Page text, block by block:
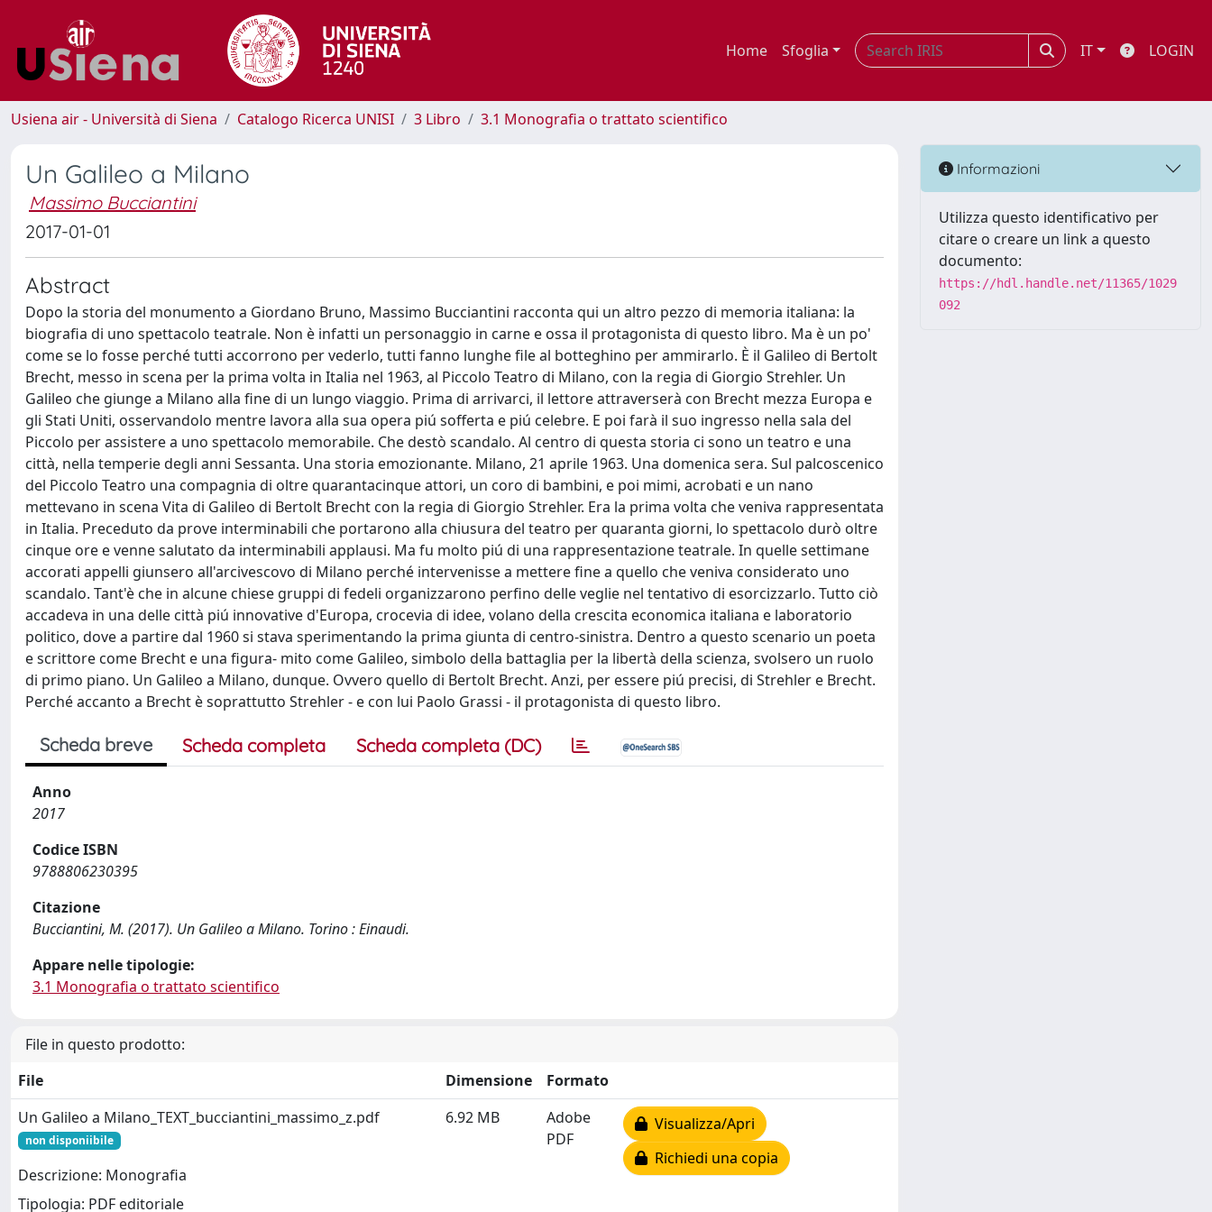
Home Sfoglia IT LOGIN
Usiena air - Università di Siena Catalogo Ricerca UNISI 3 Libro 3.1 Monografia o trattato scientifico
Un Galileo a Milano
Massimo Bucciantini
2017-01-01
Abstract
Dopo la storia del monumento a Giordano Bruno, Massimo Bucciantini racconta qui un altro pezzo di memoria italiana: la
biografia di uno spettacolo teatrale. Non è infatti un personaggio in carne e ossa il protagonista di questo libro. Ma è un po'
come se lo fosse perché tutti accorrono per vederlo, tutti fanno lunghe file al botteghino per ammirarlo. È il Galileo di Bertolt
Brecht, messo in scena per la prima volta in Italia nel 1963, al Piccolo Teatro di Milano, con la regia di Giorgio Strehler. Un
Galileo che giunge a Milano alla fine di un lungo viaggio. Prima di arrivarci, il lettore attraverserà con Brecht mezza Europa e
gli Stati Uniti, osservandolo mentre lavora alla sua opera piú sofferta e piú celebre. E poi farà il suo ingresso nella sala del
Piccolo per assistere a uno spettacolo memorabile. Che destò scandalo. Al centro di questa storia ci sono un teatro e una
città, nella temperie degli anni Sessanta. Una storia emozionante. Milano, 21 aprile 1963. Una domenica sera. Sul palcoscenico
del Piccolo Teatro una compagnia di oltre quarantacinque attori, un coro di bambini, e poi mimi, acrobati e un nano
mettevano in scena Vita di Galileo di Bertolt Brecht con la regia di Giorgio Strehler. Era la prima volta che veniva rappresentata
in Italia. Preceduto da prove interminabili che portarono alla chiusura del teatro per quaranta giorni, lo spettacolo durò oltre
cinque ore e venne salutato da interminabili applausi. Ma fu molto piú di una rappresentazione teatrale. In quelle settimane
accorati appelli giunsero all'arcivescovo di Milano perché intervenisse a mettere fine a quello che veniva considerato uno
scandalo. Tant'è che in alcune chiese gruppi di fedeli organizzarono perfino delle veglie nel tentativo di esorcizzarlo. Tutto ciò
accadeva in una delle città piú innovative d'Europa, crocevia di idee, volano della crescita economica italiana e laboratorio
politico, dove a partire dal 1960 si stava sperimentando la prima giunta di centro-sinistra. Dentro a questo scenario un poeta
e scrittore come Brecht e una figura- mito come Galileo, simbolo della battaglia per la libertà della scienza, svolsero un ruolo
di primo piano. Un Galileo a Milano, dunque. Ovvero quello di Bertolt Brecht. Anzi, per essere piú precisi, di Strehler e Brecht.
Perché accanto a Brecht è soprattutto Strehler - e con lui Paolo Grassi - il protagonista di questo libro.
Scheda breve Scheda completa Scheda completa (DC)
Anno
2017
Codice ISBN
9788806230395
Citazione
Bucciantini, M. (2017). Un Galileo a Milano. Torino : Einaudi.
Appare nelle tipologie:
3.1 Monografia o trattato scientifico
File in questo prodotto:
File
Dimensione
Formato
Un Galileo a Milano_TEXT_bucciantini_massimo_z.pdf
non disponiibile
Descrizione: Monografia
Tipologia: PDF editoriale
6.92 MB
Adobe
PDF
Visualizza/Apri
Richiedi una copia
Informazioni
Utilizza questo identificativo per
citare o creare un link a questo
documento:
https://hdl.handle.net/11365/1029
092